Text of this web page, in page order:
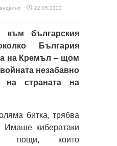
22.05.2022
към българския
България
на Кремъл – щом
незабавно
на страната на
битка, трябва
кибератаки
пощи, които